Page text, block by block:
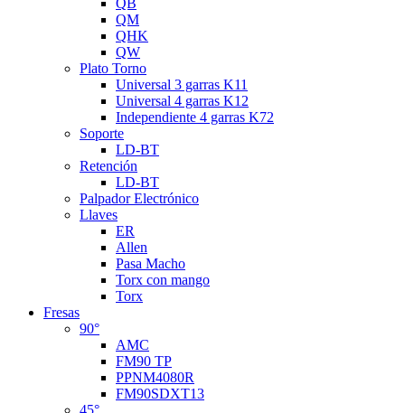
QB
QM
QHK
QW
Plato Torno
Universal 3 garras K11
Universal 4 garras K12
Independiente 4 garras K72
Soporte
LD-BT
Retención
LD-BT
Palpador Electrónico
Llaves
ER
Allen
Pasa Macho
Torx con mango
Torx
Fresas
90°
AMC
FM90 TP
PPNM4080R
FM90SDXT13
45°